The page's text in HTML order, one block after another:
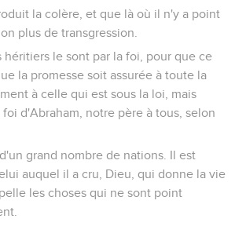
la colère, et que là où il n'y a point
plus de transgression.
héritiers le sont par la foi, pour que ce
la promesse soit assurée à toute la
à celle qui est sous la loi, mais
foi d'Abraham, notre père à tous, selon
grand nombre de nations. Il est
auquel il a cru, Dieu, qui donne la vie
les choses qui ne sont point